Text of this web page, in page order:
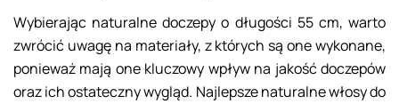
Wybierając naturalne doczepy o długości 55 cm, warto
zwrócić uwagę na materiały, z których są one wykonane,
ponieważ mają one kluczowy wpływ na jakość doczepów
oraz ich ostateczny wygląd. Najlepsze naturalne włosy do